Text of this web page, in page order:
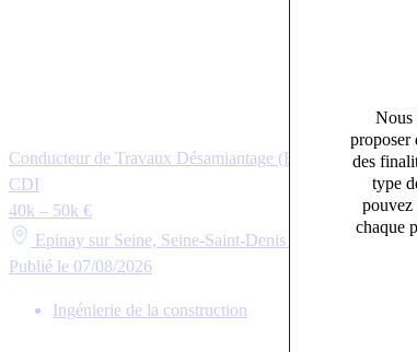
Nous
proposer
des
type
pouvez
chaque
Conducteur de Travaux Désamiantage (H/F)
CDI
40k – 50k €
Epinay sur Seine, Seine-Saint-Denis (93800)
Publié le 07/08/2026
Ingénierie de la construction